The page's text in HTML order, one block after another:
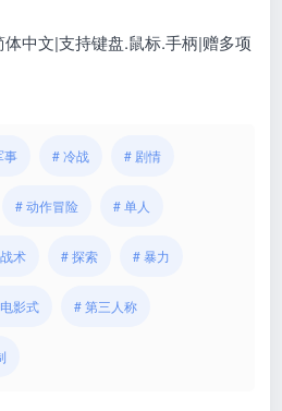
中文|支持键盘.鼠标.手柄|赠多项
事 # 冷战 # 剧情
# 动作冒险 # 单人
术 # 探索 # 暴力
影式 # 第三人称